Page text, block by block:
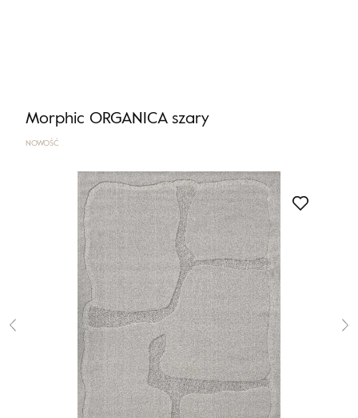
Morphic ORGANICA szary
NOWOŚĆ